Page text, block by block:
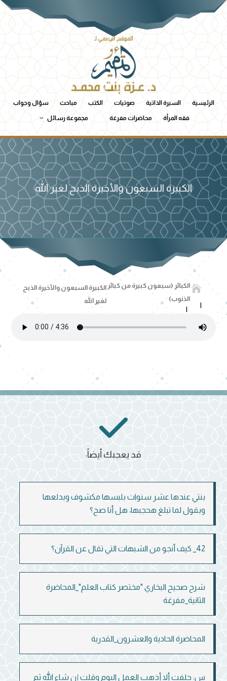
الرئيسية السيرة الذاتية صوتيات الكتب مباحث سؤال وجواب
فقه المرأة محاضرات مفرغة مجموعة رسائل
الكبيرة السبعون والأخيرة الذبح لغير الله
 الكبائر (سبعون كبيرة من كبائر
الذنوب)
الكبيرة السبعون والأخيرة الذبح
لغير الله
بنتي عندها عشر سنوات بلبسها مكشوف وبدلعها
وبقول لما تبلغ هحجبها، هل أنا صح؟
42_ كيف أنجو من الشبهات التي تقال عن القرآن؟
شرح صحيح البخاري "مختصر كتاب العلم"_المحاضرة
الثانية_مفرغة
المحاضرة الحادية والعشرون_القدرية
س: حلفت ألا أذهب العمل اليوم وقلت إن شاء الله ثم
قد يعجبك أيضاً: